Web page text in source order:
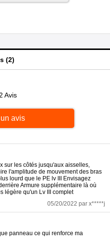
(2)
2 Avis
avis
sur les côtés jusqu'aux aisselles,
l'amplitude de mouvement des bras
lourd que le PE lv III Envisagez
Armure supplémentaire là où
légère qu'un Lv III complet
05/20/2022 par x*****j
panneau ce qui renforce ma